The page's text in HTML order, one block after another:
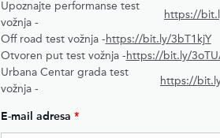
Upoznajte performanse test
vožnja -
https://
Off road test vožnja - https://bit.ly/3bT1kjY
Otvoren put test vožnja - https://bit.ly/
Urbana Centar grada test
vožnja -
https://
E-mail adresa *